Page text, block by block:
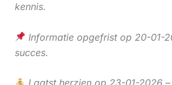
kennis.
Informatie opgefrist op 20-01-
succes.